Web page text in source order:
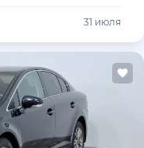
31 июля